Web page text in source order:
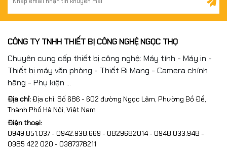
CÔNG TY TNHH THIẾT BỊ CÔNG NGHỆ NGỌC THỌ
Chuyên cung cấp thiết bị công nghệ: Máy tính - Máy in -
Thiết bị máy văn phòng - Thiết Bị Mạng - Camera chính
hãng - Phụ kiện ...
Địa chỉ:Địa chỉ: Số 686 - 602 đường Ngọc Lâm, Phường Bồ Đề,
Thành Phố Hà Nội, Việt Nam
Điện thoại:
0949.851.037 - 0942.938.669 - 0829682014 - 0948.033.948 -
0985 422 020 - 0387378211